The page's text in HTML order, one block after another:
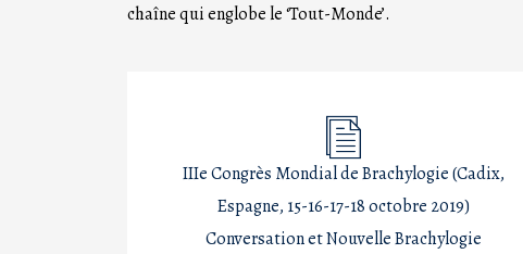
chaîne qui englobe le ‘Tout-Monde’.
IIIe Congrès Mondial de Brachylogie (Cadix,
Espagne, 15-16-17-18 octobre 2019)
Conversation et Nouvelle Brachylogie